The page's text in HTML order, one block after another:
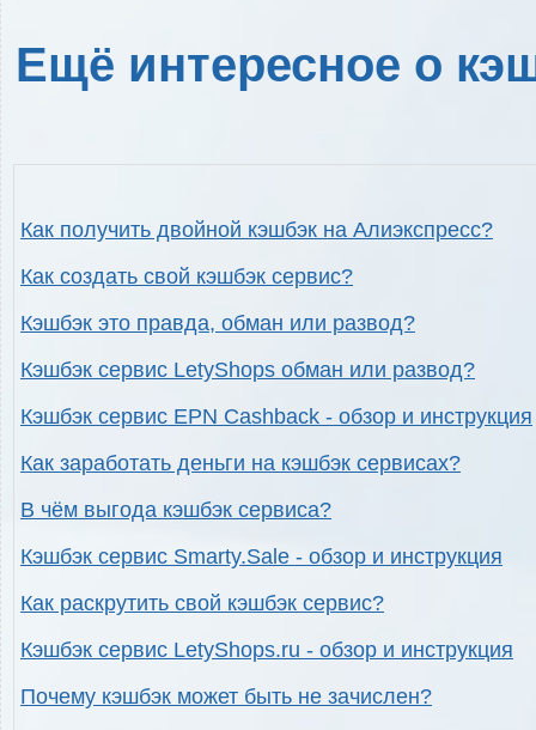
Ещё интересное о
Как получить двойной кэшбэк на Алиэкспресс?
Как создать свой кэшбэк сервис?
Кэшбэк это правда, обман или развод?
Кэшбэк сервис LetyShops обман или развод?
Кэшбэк сервис EPN Cashback - обзор и инструкция
Как заработать деньги на кэшбэк сервисах?
В чём выгода кэшбэк сервиса?
Кэшбэк сервис Smarty.Sale - обзор и инструкция
Как раскрутить свой кэшбэк сервис?
Кэшбэк сервис LetyShops.ru - обзор и инструкция
Почему кэшбэк может быть не зачислен?